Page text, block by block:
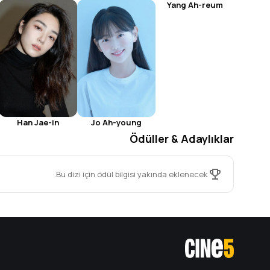
Yang Ah-reum
Jo Ah-young
Han Jae-in
Ödüller & Adaylıklar
Bu dizi için ödül bilgisi yakında eklenecek.